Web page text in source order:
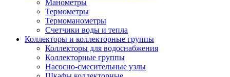
Манометры
Термометры
Термоманометры
Счетчики воды и тепла
Коллекторы и коллекторные группы
Коллекторы для водоснабжения
Коллекторные группы
Насосно-смесительные узлы